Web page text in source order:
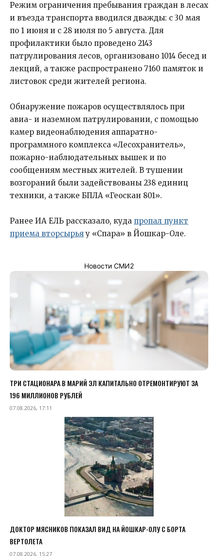
Режим ограничения пребывания граждан в лесах
и въезда транспорта вводился дважды: с 30 мая
по 1 июня и с 28 июля по 5 августа. Для
профилактики было проведено 2143
патрулирования лесов, организовано 1014 бесед и
лекций, а также распространено 7160 памяток и
листовок среди жителей региона.
Обнаружение пожаров осуществлялось при
авиа- и наземном патрулировании, с помощью
камер видеонаблюдения аппаратно-
программного комплекса «Лесохранитель»,
пожарно-наблюдательных вышек и по
сообщениям местных жителей. В тушении
возгораний были задействованы 238 единиц
техники, а также БПЛА «Геоскан 801».
Ранее ИА ЕЛЬ рассказало, куда пропал пункт
приема вторсырьяу «Спара» в Йошкар-Оле.
Новости СМИ2
ТРИ СТАЦИОНАРА В МАРИЙ ЭЛ КАПИТАЛЬНО ОТРЕМОНТИРУЮТ ЗА
196 МИЛЛИОНОВ РУБЛЕЙ
07.08.2026, 17:11
ДОКТОР МЯСНИКОВ ПОКАЗАЛ ВИД НА ЙОШКАР-ОЛУ С БОРТА
ВЕРТОЛЕТА
07.08.2026, 15:27